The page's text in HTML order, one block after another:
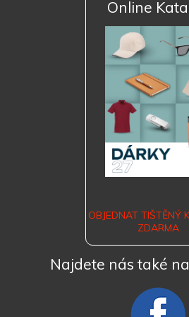
Online
OBJEDNAT TIŠTĚNÝ
ZDARMA
Najdete nás také